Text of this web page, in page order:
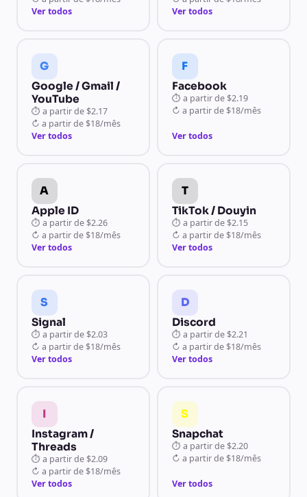
Ver todos
Ver todos
G
Google / Gmail /
YouTube
⏱ a partir de $2.17
↻ a partir de $18/mês
Ver todos
F
Facebook
⏱ a partir de $2.19
↻ a partir de $18/mês
Ver todos
A
Apple ID
⏱ a partir de $2.26
↻ a partir de $18/mês
Ver todos
T
TikTok / Douyin
⏱ a partir de $2.15
↻ a partir de $18/mês
Ver todos
S
Signal
⏱ a partir de $2.03
↻ a partir de $18/mês
Ver todos
D
Discord
⏱ a partir de $2.21
↻ a partir de $18/mês
Ver todos
I
Instagram /
Threads
⏱ a partir de $2.09
↻ a partir de $18/mês
Ver todos
S
Snapchat
⏱ a partir de $2.20
↻ a partir de $18/mês
Ver todos